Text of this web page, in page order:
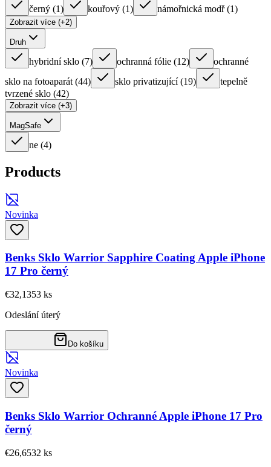
černý (1) kouřový (1) námořnická modř (1)
Zobrazit více (+2)
Druh
hybridní sklo (7) ochranná fólie (12)
ochranné
sklo na fotoaparát (44) sklo privatizující (19)
tepelně
tvrzené sklo (42)
Zobrazit více (+3)
MagSafe
ne (4)
Products
Novinka
Benks Sklo Warrior Sapphire Coating Apple iPhone
17 Pro černý
€32,1353 ks
Odeslání úterý
Do košíku
Novinka
Benks Sklo Warrior Ochranné Apple iPhone 17 Pro
černý
€26,6532 ks